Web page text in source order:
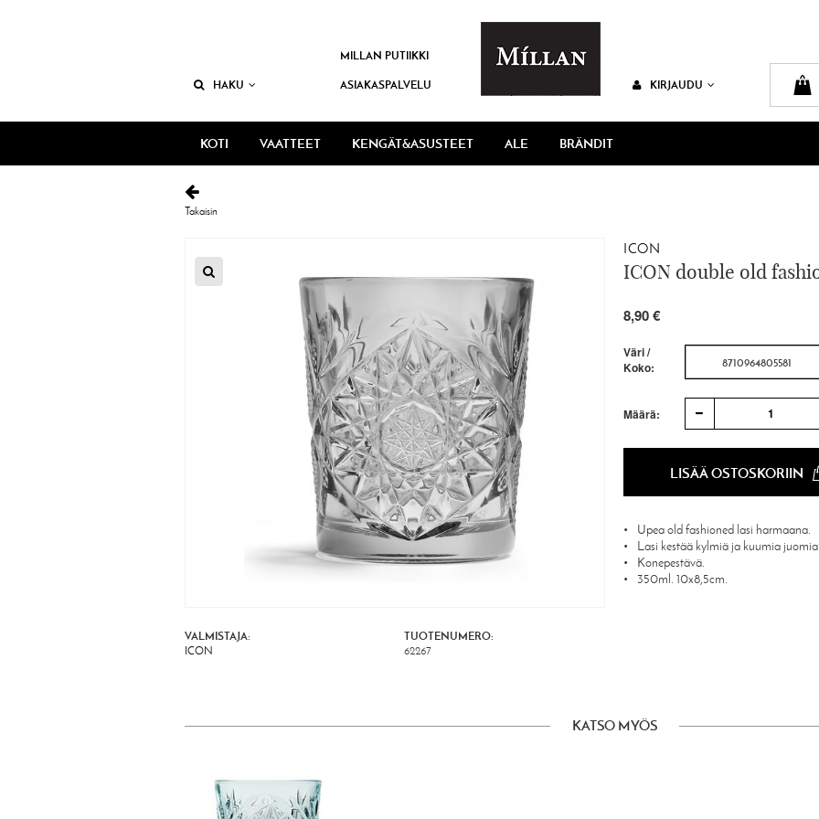
HAKU
MILLAN PUTIIKKI
ASIAKASPALVELU KIRJAUDU
KOTI VAATTEET KENGÄT&ASUSTEET ALE BRÄNDIT
Takaisin
ICON
ICON double old
8,90 €
Väri /
Koko:
8710964805581
Määrä: 1
LISÄÄ OSTOSKORIIN
Upea old fashioned lasi harmaana.
Lasi kestää kylmiä ja kuumia
Konepestävä.
350ml. 10x8,5cm.
VALMISTAJA:
ICON
TUOTENUMERO:
62267
KATSO MYÖS